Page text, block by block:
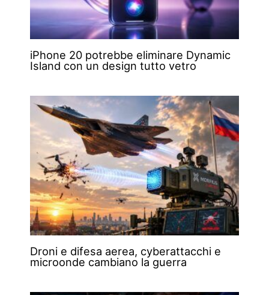
iPhone 20 potrebbe eliminare Dynamic
Island con un design tutto vetro
Droni e difesa aerea, cyberattacchi e
microonde cambiano la guerra